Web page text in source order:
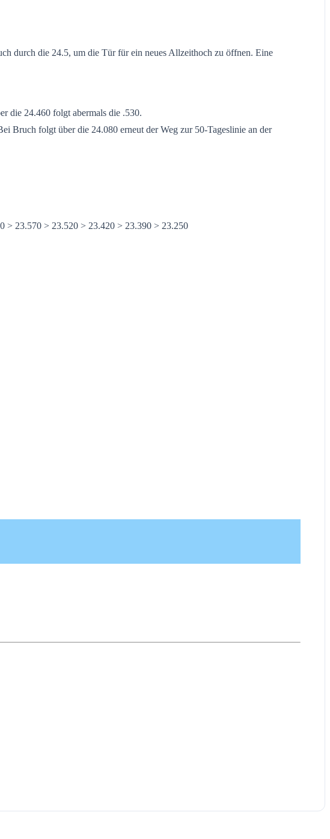
durch die 24.5, um die Tür für ein neues Allzeithoch zu öffnen. Eine
die 24.460 folgt abermals die .530.
Bruch folgt über die 24.080 erneut der Weg zur 50-Tageslinie an der
> 23.570 > 23.520 > 23.420 > 23.390 > 23.250